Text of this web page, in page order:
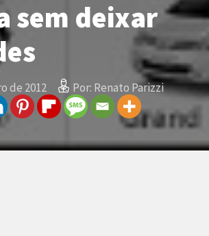
sem deixar
de 2012 Por: Renato Parizzi